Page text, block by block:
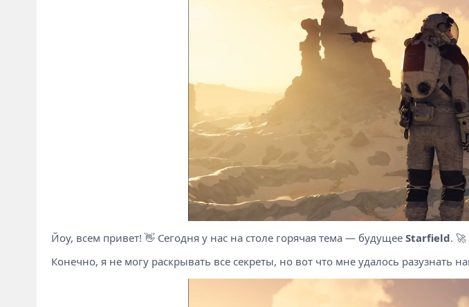
Йоу, всем привет! 👋 Сегодня у нас на столе горячая тема — будущее Starfield. 🚀
Конечно, я не могу раскрывать все секреты, но вот что мне удалось разузнать